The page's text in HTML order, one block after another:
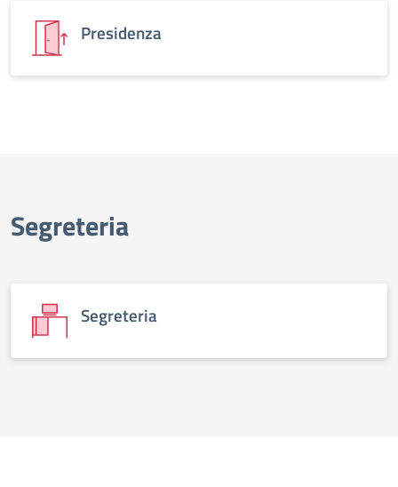
Presidenza
Segreteria
Segreteria